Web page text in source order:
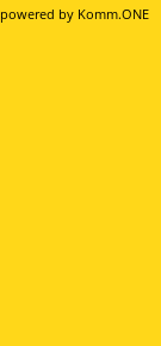
powered by Komm.ONE